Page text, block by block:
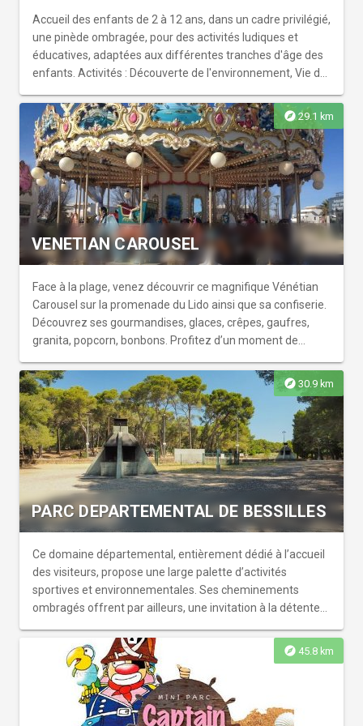
Accueil des enfants de 2 à 12 ans, dans un cadre privilégié,
une pinède ombragée, pour des activités ludiques et
éducatives, adaptées aux différentes tranches d'âge des
enfants. Activités : Découverte de l'environnement, Vie de
artistiques, Veillées... Accueil à la journée ou à la demi
journée. Le centre de loisirs dispose d'installations
entièrement réhabilitées avec : - 4 salles d'activités pour
les primaires, dont 2 pouvant être agrandies grâce à une
cloison amovible - un espace maternel (2-6 ans)
comprenant 2 salles et un espace de repos Encadrement :
Une équipe dynamique d'animateurs BAFA, BAFD et
explore29.1 km
VENETIAN CAROUSEL
Face à la plage, venez découvrir ce magnifique Vénétian
Carousel sur la promenade du Lido ainsi que sa confiserie.
Découvrez ses gourmandises, glaces, crêpes, gaufres,
granita, popcorn, bonbons. Profitez d’un moment de
explore 30.9 km
PARC DEPARTEMENTAL DE BESSILLES
Ce domaine départemental, entièrement dédié à l’accueil
des visiteurs, propose une large palette d’activités
sportives et environnementales. Ses cheminements
ombragés offrent par ailleurs, une invitation à la détente
Bessilles s’est doté d’un plan de gestion forestier et
écologique afin d’assurer la pérennité de ses milieux
naturels et de favoriser la biodiversité. Le parc
départemental vous accueille pour un moment de détente
autour de l’aire de pique aménagée et de son aire de jeux
explore 45.8 km